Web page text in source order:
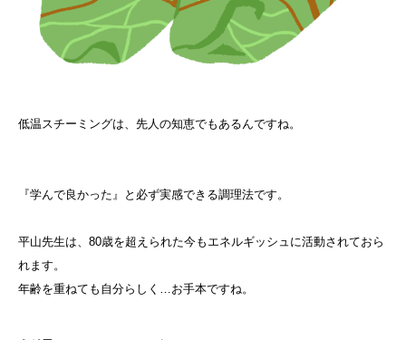
低温スチーミングは、先人の知恵でもあるんですね。
『学んで良かった』と必ず実感できる調理法です。
平山先生は、80歳を超えられた今もエネルギッシュに活動されておら
れます。
年齢を重ねても自分らしく…お手本ですね。